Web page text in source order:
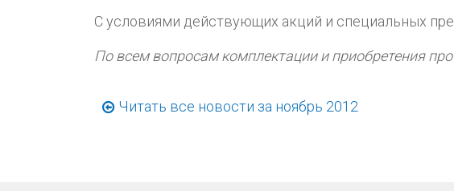
С условиями действующих акций и специальных
По всем вопросам комплектации и приобретения
Читать все новости за ноябрь 2012